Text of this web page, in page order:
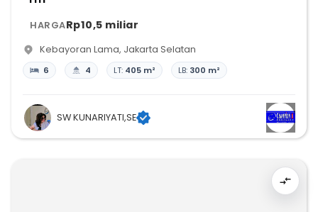
HARGARp10,5 miliar
Kebayoran Lama, Jakarta Selatan
6 4 LT: 405 m² LB: 300 m²
SW KUNARIYATI,SE